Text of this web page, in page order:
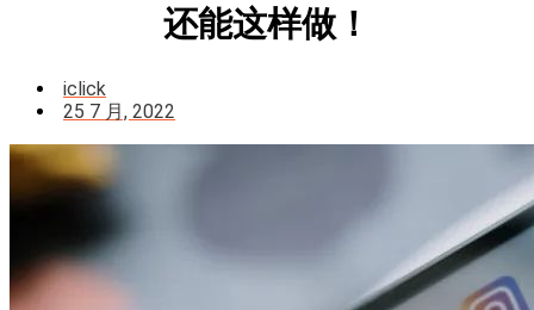
还能这样做！
iclick
25 7 月, 2022